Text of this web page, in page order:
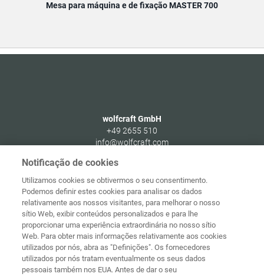
Mesa para máquina e de fixação MASTER 700
wolfcraft GmbH
+49 2655 510
info@wolfcraft.com
Wolffstraße 1
Germany
Página
principal Contacto Aviso legal
Proteção de
Notificação de cookies
Utilizamos cookies se obtivermos o seu consentimento.
Podemos definir estes cookies para analisar os dados
relativamente aos nossos visitantes, para melhorar o nosso
sítio Web, exibir conteúdos personalizados e para lhe
proporcionar uma experiência extraordinária no nosso sítio
Web. Para obter mais informações relativamente aos cookies
utilizados por nós, abra as "Definições". Os fornecedores
utilizados por nós tratam eventualmente os seus dados
pessoais também nos EUA. Antes de dar o seu